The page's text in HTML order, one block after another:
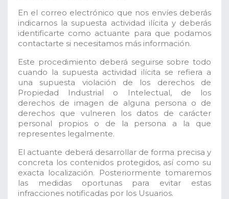
En el correo electrónico que nos envíes deberás
indicarnos la supuesta actividad ilícita y deberás
identificarte como actuante para que podamos
contactarte si necesitamos más información.
Este procedimiento deberá seguirse sobre todo
cuando la supuesta actividad ilícita se refiera a
una supuesta violación de los derechos de
Propiedad Industrial o Intelectual, de los
derechos de imagen de alguna persona o de
derechos que vulneren los datos de carácter
personal propios o de la persona a la que
representes legalmente.
El actuante deberá desarrollar de forma precisa y
concreta los contenidos protegidos, así como su
exacta localización. Posteriormente tomaremos
las medidas oportunas para evitar estas
infracciones notificadas por los Usuarios.